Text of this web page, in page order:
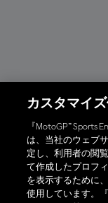
カスタマイ
『MotoGP™ Sports
は、当社のウェブ
定し、利用者の閲
て作成したプロフ
を表示するために
使用しています。